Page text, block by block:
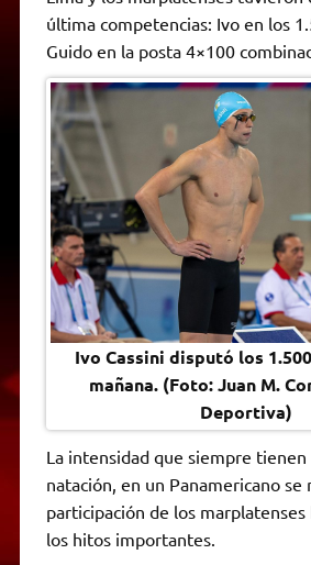
A
p
p
a
m
r
o
o
k
g
e
n
k
r
i
n
l
última competencias: Ivo en los
Guido en la posta 4×100
Ivo Cassini disputó los
mañana. (Foto: Juan M.
Deportiva)
La intensidad que siempre
natación, en un Panamericano se
participación de los marplatenses
los hitos importantes.